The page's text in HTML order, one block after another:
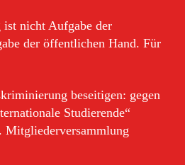
nicht Aufgabe der
der öffentlichen Hand. Für
beseitigen: gegen
Studierende“
Mitgliederversammlung